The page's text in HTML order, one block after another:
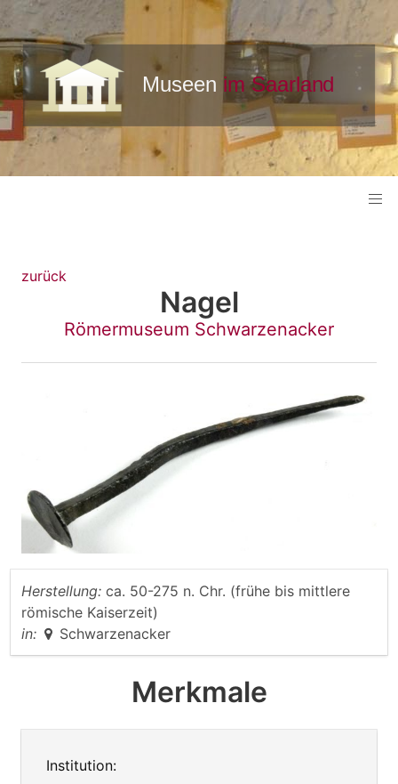
zurück
Nagel
Römermuseum Schwarzenacker
Herstellung: ca. 50-275 n. Chr. (frühe bis mittlere
römische Kaiserzeit)
in:
Schwarzenacker
Merkmale
Institution: